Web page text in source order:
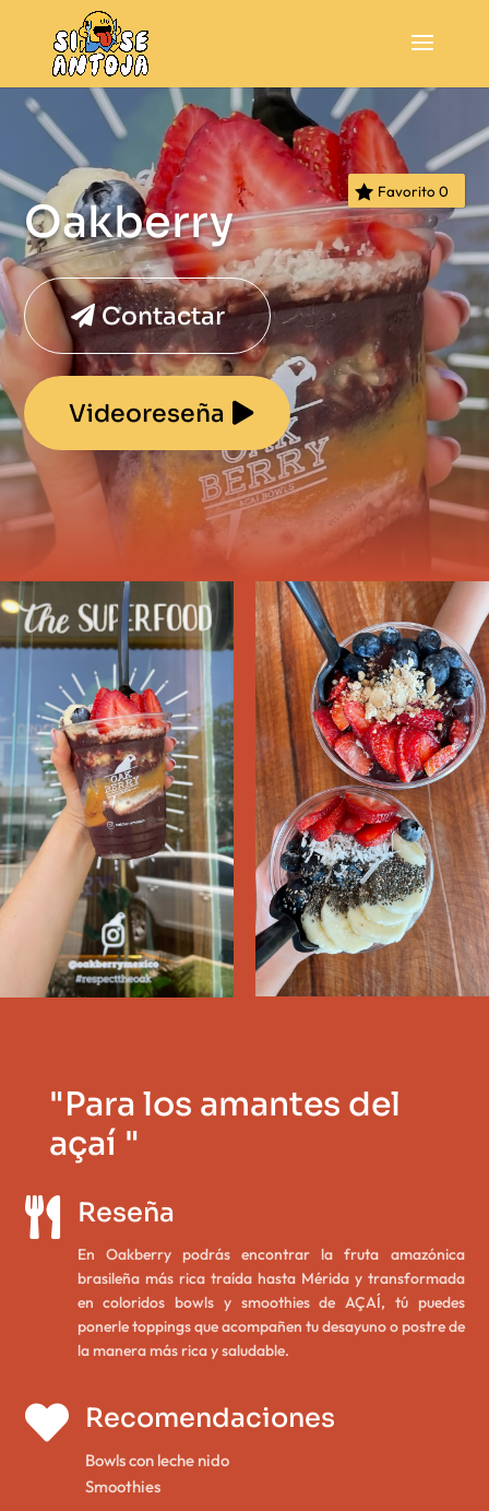
Oakberry
Favorito0
Contactar
Videoreseña
"Para los amantes del
açaí "
 Reseña
En Oakberry podrás encontrar la fruta amazónica
brasileña más rica traída hasta Mérida y transformada
en coloridos bowls y smoothies de AÇAÍ, tú puedes
ponerle toppings que acompañen tu desayuno o postre de
la manera más rica y saludable.
 Recomendaciones
Bowls con leche nido
Smoothies